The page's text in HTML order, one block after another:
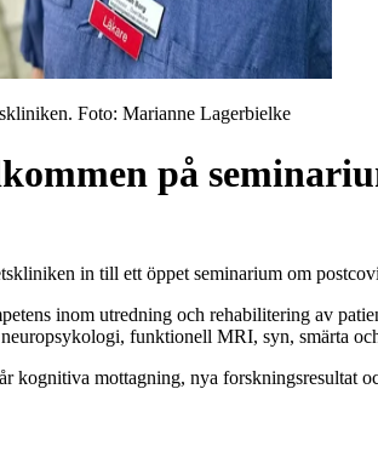
. Foto: Marianne Lagerbielke
på
in till ett öppet seminarium om
inom utredning och rehabilitering av
funktionell MRI, syn, smärta
kognitiva mottagning, nya forskningsresultat